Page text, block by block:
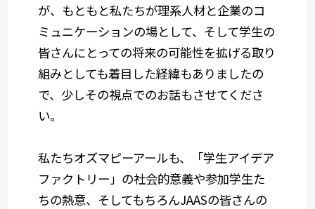
が、もともと私たちが理系人材と企業のコ
ミュニケーションの場として、そして学生の
皆さんにとっての将来の可能性を拡げる取り
組みとしても着目した経緯もありましたの
で、少しその視点でのお話もさせてくださ
い。
私たちオズマピーアールも、「学生アイデア
ファクトリー」の社会的意義や参加学生た
ちの熱意、そしてもちろんJAASの皆さんの